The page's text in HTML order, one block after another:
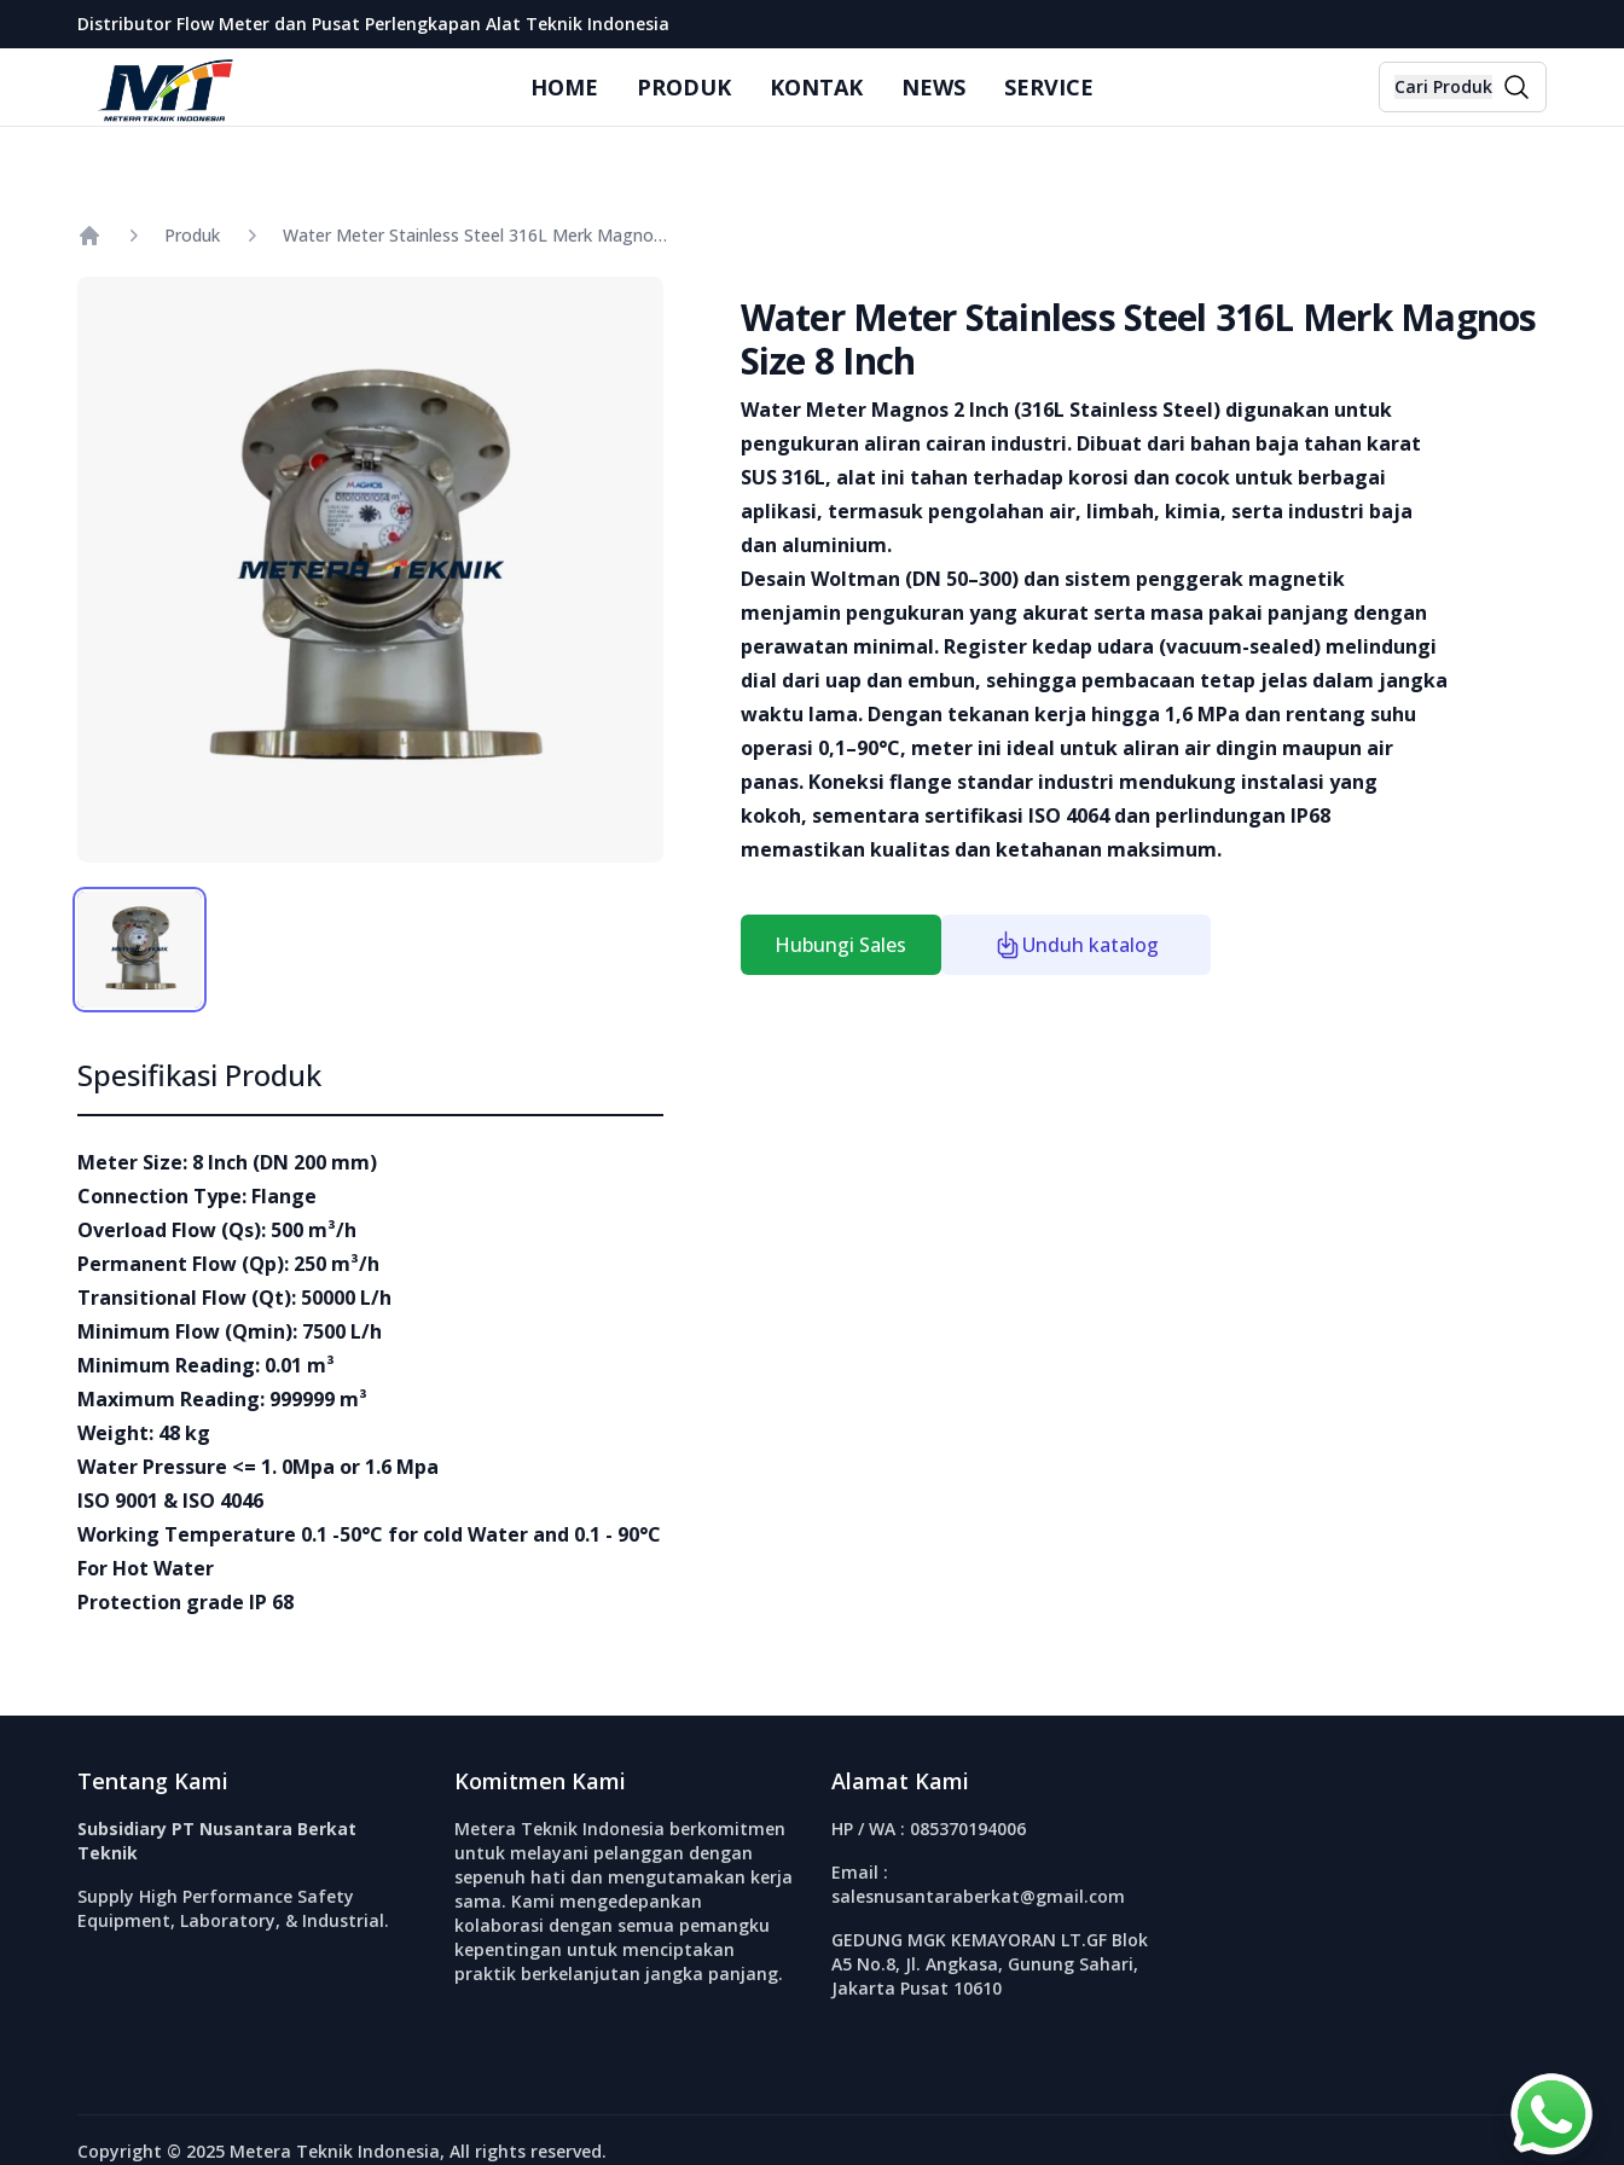
Distributor Flow Meter dan Pusat Perlengkapan Alat Teknik Indonesia
Metera Teknik Indonesia
HOME PRODUK KONTAK NEWS SERVICE Cari Produk
Produk Water Meter Stainless Steel 316L Merk Magnos Size 8 Inch
Water Meter Stainless Steel 316L Merk Magnos
Size 8 Inch
Product information
Water Meter Magnos 2 Inch (316L Stainless Steel) digunakan untuk
pengukuran aliran cairan industri. Dibuat dari bahan baja tahan karat
SUS 316L, alat ini tahan terhadap korosi dan cocok untuk berbagai
aplikasi, termasuk pengolahan air, limbah, kimia, serta industri baja
dan aluminium.
Desain Woltman (DN 50–300) dan sistem penggerak magnetik
menjamin pengukuran yang akurat serta masa pakai panjang dengan
perawatan minimal. Register kedap udara (vacuum-sealed) melindungi
dial dari uap dan embun, sehingga pembacaan tetap jelas dalam jangka
waktu lama. Dengan tekanan kerja hingga 1,6 MPa dan rentang suhu
operasi 0,1–90°C, meter ini ideal untuk aliran air dingin maupun air
panas. Koneksi flange standar industri mendukung instalasi yang
kokoh, sementara sertifikasi ISO 4064 dan perlindungan IP68
memastikan kualitas dan ketahanan maksimum.
Hubungi Sales Unduh katalog
Spesifikasi Produk
Meter Size: 8 Inch (DN 200 mm)
Connection Type: Flange
Overload Flow (Qs): 500 m³/h
Permanent Flow (Qp): 250 m³/h
Transitional Flow (Qt): 50000 L/h
Minimum Flow (Qmin): 7500 L/h
Minimum Reading: 0.01 m³
Maximum Reading: 999999 m³
Weight: 48 kg
Water Pressure <= 1. 0Mpa or 1.6 Mpa
ISO 9001 & ISO 4046
Working Temperature 0.1 -50°C for cold Water and 0.1 - 90°C
For Hot Water
Protection grade IP 68
Tentang Kami
Subsidiary PT Nusantara Berkat
Teknik
Supply High Performance Safety
Equipment, Laboratory, & Industrial.
Komitmen Kami
Metera Teknik Indonesia berkomitmen
untuk melayani pelanggan dengan
sepenuh hati dan mengutamakan kerja
sama. Kami mengedepankan
kolaborasi dengan semua pemangku
kepentingan untuk menciptakan
praktik berkelanjutan jangka panjang.
Alamat Kami
HP / WA : 085370194006
Email :
salesnusantaraberkat@gmail.com
GEDUNG MGK KEMAYORAN LT.GF Blok
A5 No.8, Jl. Angkasa, Gunung Sahari,
Jakarta Pusat 10610
Copyright © 2025 Metera Teknik Indonesia, All rights reserved.